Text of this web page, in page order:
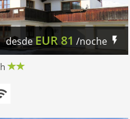
desdeEUR 81 /noche